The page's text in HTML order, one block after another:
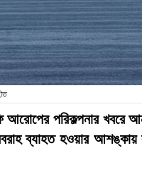
আরোপের পরিকল্পনার খবরে
ব্যাহত হওয়ার আশঙ্কায়